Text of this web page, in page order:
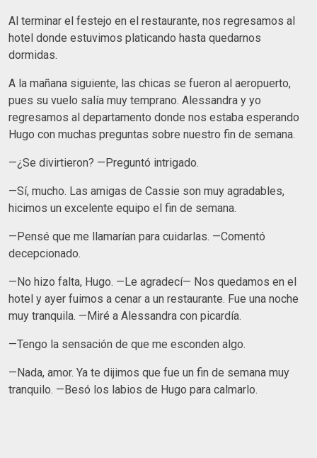
Al terminar el festejo en el restaurante, nos regresamos al
hotel donde estuvimos platicando hasta quedarnos
dormidas.
A la mañana siguiente, las chicas se fueron al aeropuerto,
pues su vuelo salía muy temprano. Alessandra y yo
regresamos al departamento donde nos estaba esperando
Hugo con muchas preguntas sobre nuestro fin de semana.
—¿Se divirtieron? —Preguntó intrigado.
—Sí, mucho. Las amigas de Cassie son muy agradables,
hicimos un excelente equipo el fin de semana.
—Pensé que me llamarían para cuidarlas. —Comentó
decepcionado.
—No hizo falta, Hugo. —Le agradecí— Nos quedamos en el
hotel y ayer fuimos a cenar a un restaurante. Fue una noche
muy tranquila. —Miré a Alessandra con picardía.
—Tengo la sensación de que me esconden algo.
—Nada, amor. Ya te dijimos que fue un fin de semana muy
tranquilo. —Besó los labios de Hugo para calmarlo.